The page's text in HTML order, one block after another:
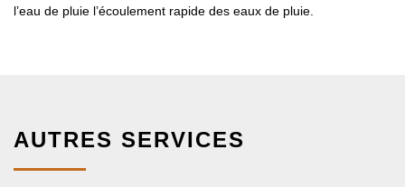
l’eau de pluie l’écoulement rapide des eaux de pluie.
AUTRES SERVICES